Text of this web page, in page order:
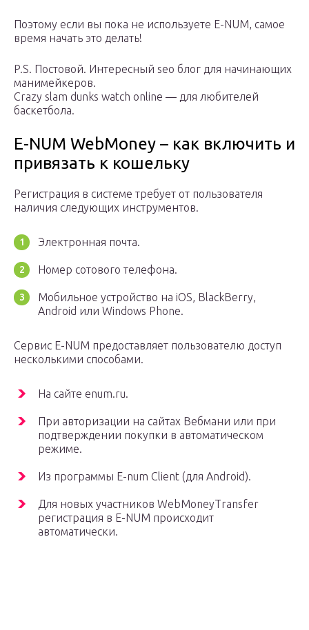
Поэтому если вы пока не используете E-NUM, самое
время начать это делать!
P.S. Постовой. Интересный seo блог для начинающих
манимейкеров.
Crazy slam dunks watch online — для любителей
баскетбола.
E-NUM WebMoney – как включить и
привязать к кошельку
Регистрация в системе требует от пользователя
наличия следующих инструментов.
Электронная почта.
Номер сотового телефона.
Мобильное устройство на iOS, BlackBerry,
Android или Windows Phone.
Сервис E-NUM предоставляет пользователю доступ
несколькими способами.
На сайте enum.ru.
При авторизации на сайтах Вебмани или при
подтверждении покупки в автоматическом
режиме.
Из программы E-num Client (для Android).
Для новых участников WebMoneyTransfer
регистрация в E-NUM происходит
автоматически.